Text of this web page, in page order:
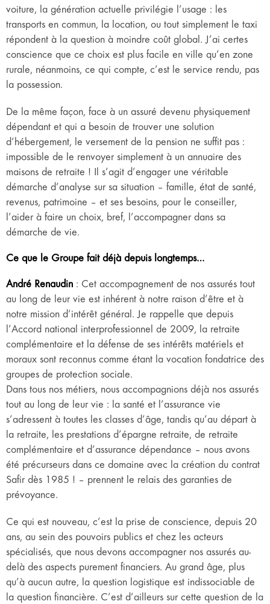
voiture, la génération actuelle privilégie l’usage : les
transports en commun, la location, ou tout simplement le taxi
répondent à la question à moindre coût global. J’ai certes
conscience que ce choix est plus facile en ville qu’en zone
rurale, néanmoins, ce qui compte, c’est le service rendu, pas
la possession.
De la même façon, face à un assuré devenu physiquement
dépendant et qui a besoin de trouver une solution
d’hébergement, le versement de la pension ne suffit pas :
impossible de le renvoyer simplement à un annuaire des
maisons de retraite ! Il s’agit d’engager une véritable
démarche d’analyse sur sa situation – famille, état de santé,
revenus, patrimoine – et ses besoins, pour le conseiller,
l’aider à faire un choix, bref, l’accompagner dans sa
démarche de vie.
Ce que le Groupe fait déjà depuis longtemps…
André Renaudin : Cet accompagnement de nos assurés tout
au long de leur vie est inhérent à notre raison d’être et à
notre mission d’intérêt général. Je rappelle que depuis
l’Accord national interprofessionnel de 2009, la retraite
complémentaire et la défense de ses intérêts matériels et
moraux sont reconnus comme étant la vocation fondatrice des
groupes de protection sociale.
Dans tous nos métiers, nous accompagnions déjà nos assurés
tout au long de leur vie : la santé et l’assurance vie
s’adressent à toutes les classes d’âge, tandis qu’au départ à
la retraite, les prestations d’épargne retraite, de retraite
complémentaire et d’assurance dépendance – nous avons
été précurseurs dans ce domaine avec la création du contrat
Safir dès 1985 ! – prennent le relais des garanties de
prévoyance.
Ce qui est nouveau, c’est la prise de conscience, depuis 20
ans, au sein des pouvoirs publics et chez les acteurs
spécialisés, que nous devons accompagner nos assurés au-
delà des aspects purement financiers. Au grand âge, plus
qu’à aucun autre, la question logistique est indissociable de
la question financière. C’est d’ailleurs sur cette question de la